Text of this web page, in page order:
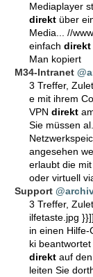
Mediaplayer
direkt über
Media... //
einfach direkt
Man kopiert
M34-Intranet
3 Treffer,
e mit ihrem
VPN direkt
Sie müssen
angesehen
erlaubt die
oder virtuell
Support
3 Treffer,
ilfetaste.jpg
in einen
ki
direkt auf
leiten Sie